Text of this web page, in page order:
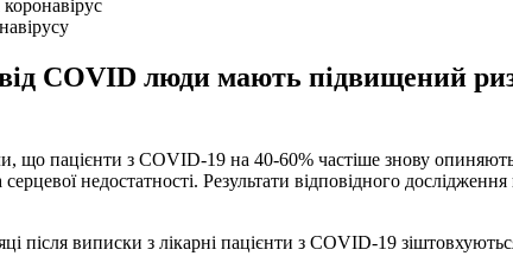
COVID люди мають підвищений
що пацієнти з COVID-19 на 40-60% частіше знову
недостатності. Результати відповідного
після виписки з лікарні пацієнти з COVID-19